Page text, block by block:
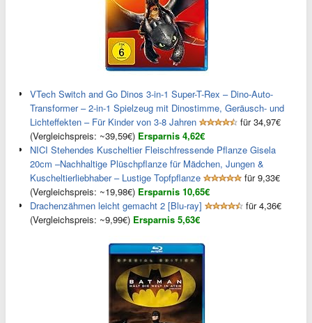
VTech Switch and Go Dinos 3-in-1 Super-T-Rex – Dino-Auto-
Transformer – 2-in-1 Spielzeug mit Dinostimme, Geräusch- und
Lichteffekten – Für Kinder von 3-8 Jahren
für 34,97€
(Vergleichspreis: ~39,59€) Ersparnis 4,62€
NICI Stehendes Kuscheltier Fleischfressende Pflanze Gisela
20cm –Nachhaltige Plüschpflanze für Mädchen, Jungen &
Kuscheltierliebhaber – Lustige Topfpflanze
für 9,33€
(Vergleichspreis: ~19,98€) Ersparnis 10,65€
Drachenzähmen leicht gemacht 2 [Blu-ray]
für 4,36€
(Vergleichspreis: ~9,99€) Ersparnis 5,63€